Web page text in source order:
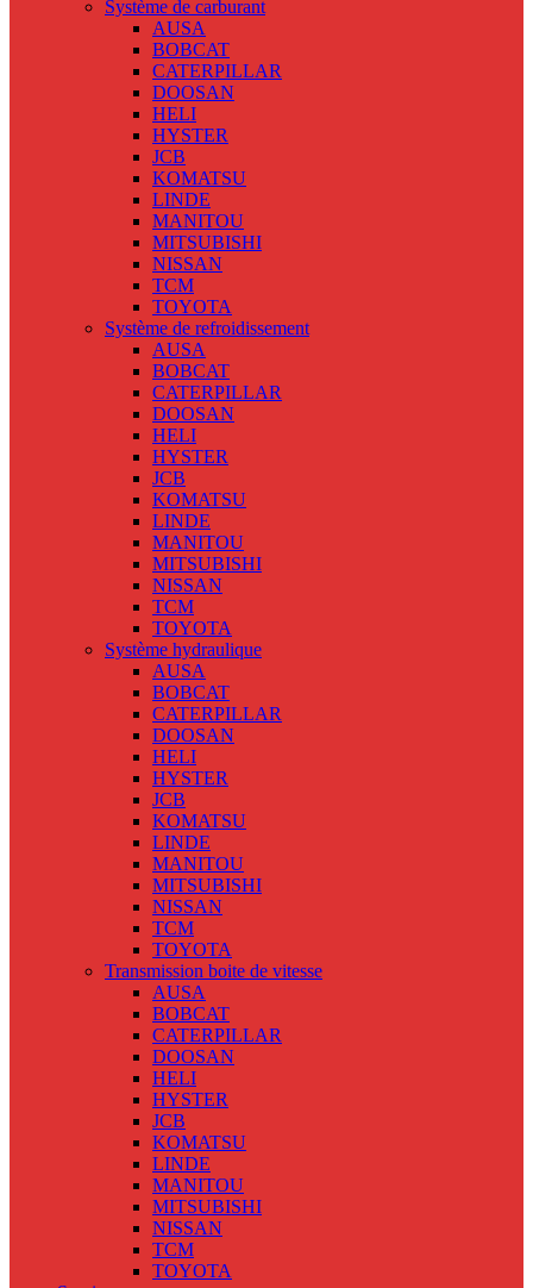
Système de carburant
AUSA
BOBCAT
CATERPILLAR
DOOSAN
HELI
HYSTER
JCB
KOMATSU
LINDE
MANITOU
MITSUBISHI
NISSAN
TCM
TOYOTA
Système de refroidissement
AUSA
BOBCAT
CATERPILLAR
DOOSAN
HELI
HYSTER
JCB
KOMATSU
LINDE
MANITOU
MITSUBISHI
NISSAN
TCM
TOYOTA
Système hydraulique
AUSA
BOBCAT
CATERPILLAR
DOOSAN
HELI
HYSTER
JCB
KOMATSU
LINDE
MANITOU
MITSUBISHI
NISSAN
TCM
TOYOTA
Transmission boite de vitesse
AUSA
BOBCAT
CATERPILLAR
DOOSAN
HELI
HYSTER
JCB
KOMATSU
LINDE
MANITOU
MITSUBISHI
NISSAN
TCM
TOYOTA